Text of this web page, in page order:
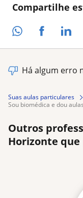
Compartilhe
Há algum erro
Suas aulas particulares
sou biomédica e dou
Outros
Horizonte